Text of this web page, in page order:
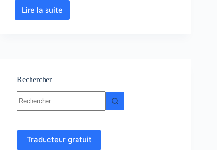
Lire la suite
Biologie
Examens
Rechercher
résultat
Traducteur gratuit